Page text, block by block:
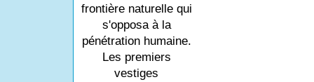
frontière naturelle qui
s'opposa à la
pénétration humaine.
Les premiers
vestiges